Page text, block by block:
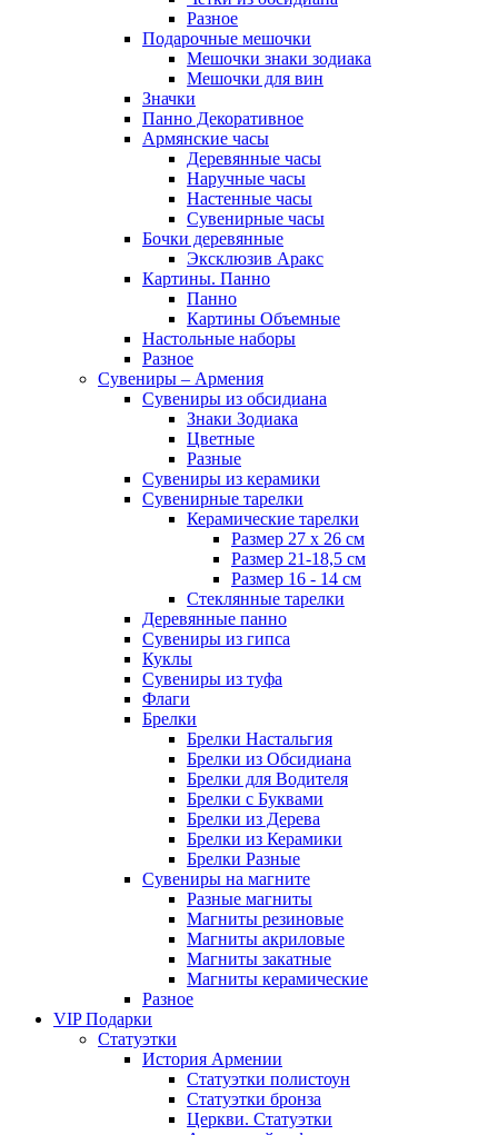
Разное
Подарочные мешочки
Мешочки знаки зодиака
Мешочки для вин
Значки
Панно Декоративное
Армянские часы
Деревянные часы
Наручные часы
Настенные часы
Сувенирные часы
Бочки деревянные
Эксклюзив Аракс
Картины. Панно
Панно
Картины Объемные
Настольные наборы
Разное
Сувениры – Армения
Сувениры из обсидиана
Знаки Зодиака
Цветные
Разные
Сувениры из керамики
Сувенирные тарелки
Керамические тарелки
Размер 27 х 26 см
Размер 21-18,5 см
Размер 16 - 14 см
Стеклянные тарелки
Деревянные панно
Сувениры из гипса
Куклы
Сувениры из туфа
Флаги
Брелки
Брелки Настальгия
Брелки из Обсидиана
Брелки для Водителя
Брелки с Буквами
Брелки из Дерева
Брелки из Керамики
Брелки Разные
Сувениры на магните
Разные магниты
Магниты резиновые
Магниты акриловые
Магниты закатные
Магниты керамические
Разное
VIP Подарки
Статуэтки
История Армении
Статуэтки полистоун
Статуэтки бронза
Церкви. Статуэтки